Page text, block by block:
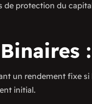
de protection du
:
un rendement fixe si
initial.